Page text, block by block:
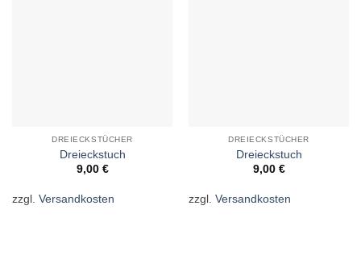
DREIECKSTÜCHER
Dreieckstuch
9,00 €
zzgl. Versandkosten
DREIECKSTÜCHER
Dreieckstuch
9,00 €
zzgl. Versandkosten